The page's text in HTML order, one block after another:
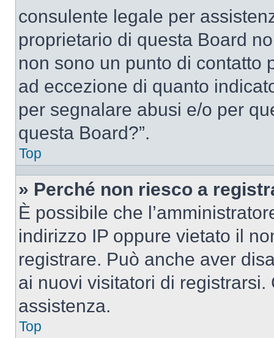
consulente legale per
proprietario di questa Board
non sono un punto di contatto
ad eccezione di quanto
per segnalare abusi e/o per
questa Board?”.
Top
» Perché non riesco a
È possibile che
indirizzo IP oppure vietato il
registrare. Può anche aver
ai nuovi visitatori di
assistenza.
Top